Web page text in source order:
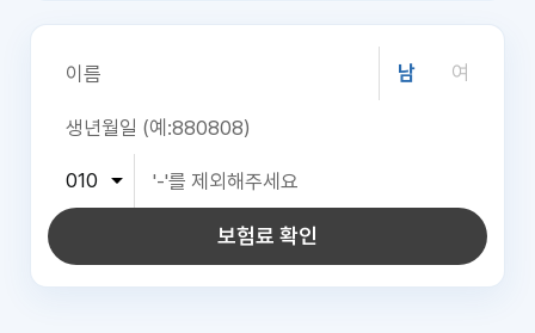
남 여
보험료 확인